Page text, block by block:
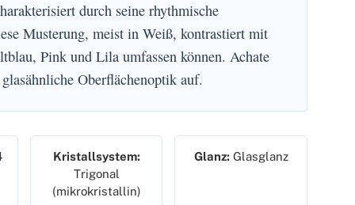
durch seine rhythmische
Musterung, meist in Weiß, kontrastiert mit
Pink und Lila umfassen können. Achate
Oberflächenoptik auf.
Kristallsystem:
Trigonal
(mikrokristallin)
Glanz:Glasglanz